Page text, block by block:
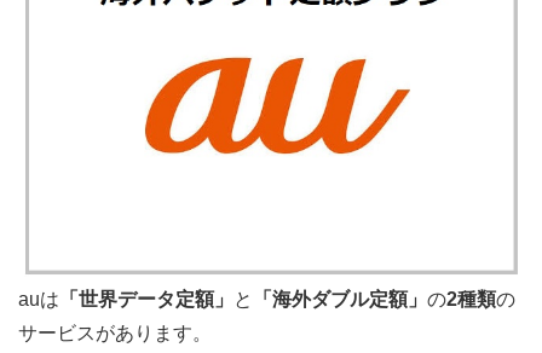
auは 「世界データ定額」 と 「海外ダブル定額」 の2種類の
サービスがあります。